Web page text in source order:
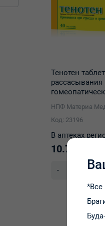
Тенотен
рассасывания
Код: 23196
В аптеках
10.79 р.
- +
*Все